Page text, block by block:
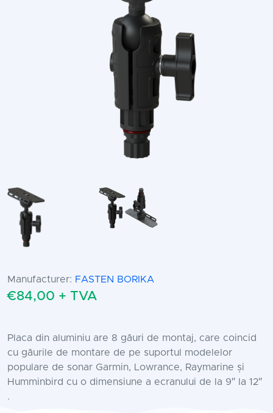
Manufacturer: FASTEN BORIKA
€84,00 + TVA
Placa din aluminiu are 8 găuri de montaj, care coincid
cu găurile de montare de pe suportul modelelor
populare de sonar Garmin, Lowrance, Raymarine și
Humminbird cu o dimensiune a ecranului de la 9″ la 12″
.